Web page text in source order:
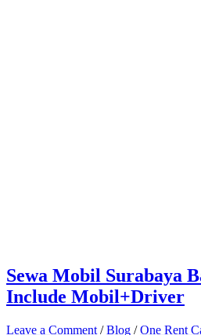
Sewa Mobil Surabaya
Include Mobil+Driver
Leave a Comment /Blog /One Rent